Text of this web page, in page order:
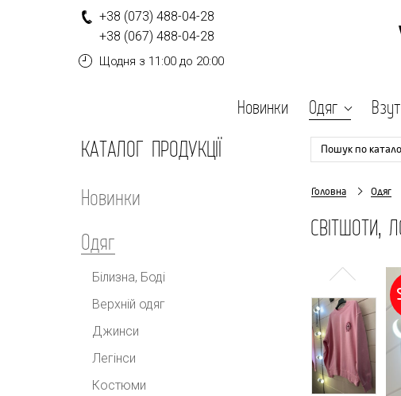
+38 (073) 488-04-28
+38 (067) 488-04-28
Щодня з 11:00 до 20:00
Новинки Одяг
КАТАЛОГ ПРОДУКЦІЇ
Новинки
Одяг
Білизна, Боді
Верхній одяг
Джинси
Легінси
Костюми
Пошук по
Головна Одяг
СВІТШОТИ,